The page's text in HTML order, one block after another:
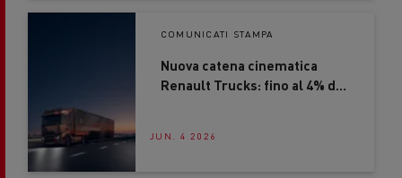
COMUNICATI STAMPA
Nuova catena cinematica
Renault Trucks: fino al 4% di
JUN. 4 2026